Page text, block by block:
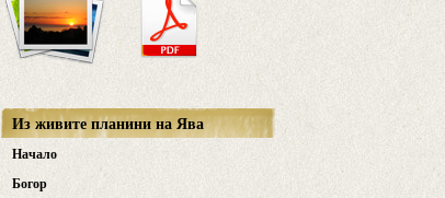
Из живите планини на Ява
Начало
Богор